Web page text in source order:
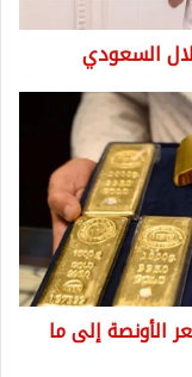
السعودي
إلى ما